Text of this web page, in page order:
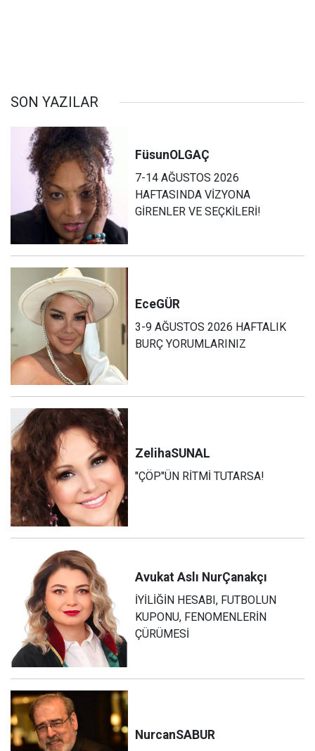
SON YAZILAR
FüsunOLGAÇ
7-14 AĞUSTOS 2026
HAFTASINDA VİZYONA
GİRENLER VE SEÇKİLERİ!
EceGÜR
3-9 AĞUSTOS 2026 HAFTALIK
BURÇ YORUMLARINIZ
ZelihaSUNAL
"ÇÖP"ÜN RİTMİ TUTARSA!
Avukat Aslı NurÇanakçı
İYİLİĞİN HESABI, FUTBOLUN
KUPONU, FENOMENLERİN
ÇÜRÜMESİ
NurcanSABUR